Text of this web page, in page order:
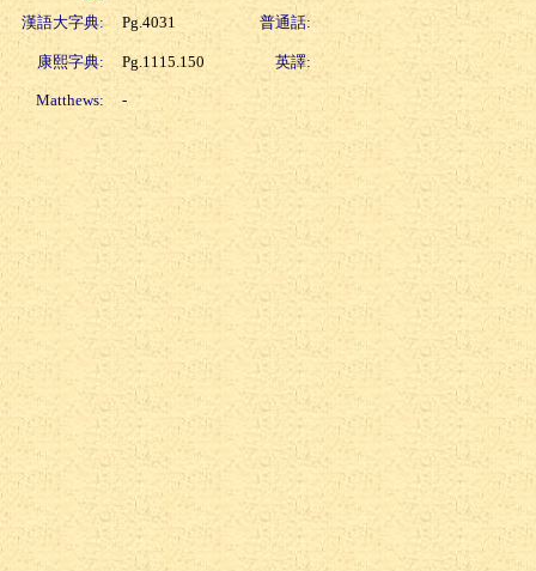
漢語大字典:
Pg.4031 普通話:
康熙字典: Pg.1115.150 英譯:
Matthews: -